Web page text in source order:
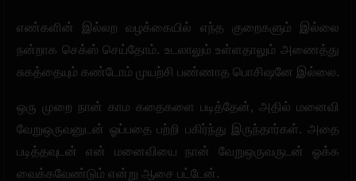
எண்களின் இல்லற வழக்கையில் எந்த குறைகளும் இல்லை
நன்றாக செக்ஸ் செய்தோம். உடலாலும் உள்ளதாலும் அணைத்து
சுகத்தையும் கண்டோம் முயற்சி பண்ணாத பொசிஷனே இல்லை.
ஒரு முறை நான் காம கதைகளை படித்தேன், அதில் மனைவி
வேறுஒருவனுடன் ஓப்பதை பற்றி பகிர்ந்து இருந்தார்கள். அதை
படித்தவுடன் என் மனைவியை நான் வேறுஒருவருடன் ஓக்க
வைக்கவேண்டும் என்று ஆசை பட்டேன்.